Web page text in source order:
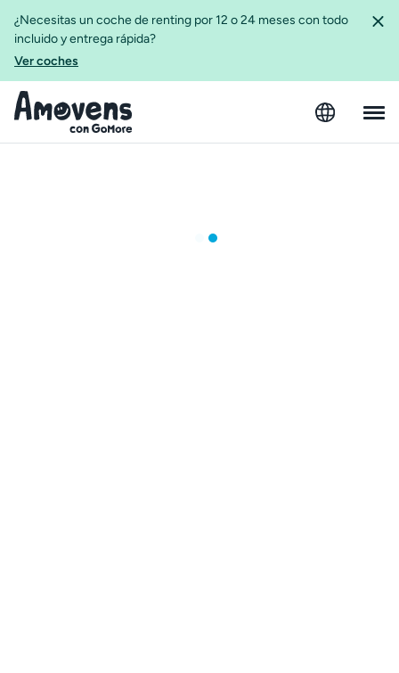
¿Necesitas un coche de renting por 12 o 24 meses con todo
incluido y entrega rápida?
Ver coches